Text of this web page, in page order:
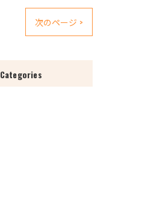
次のページ >
Categories